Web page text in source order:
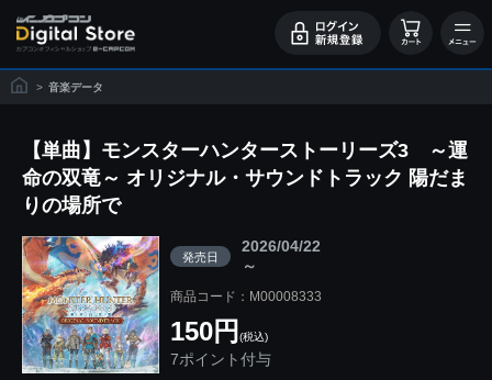
> 音楽データ
【単曲】モンスターハンターストーリーズ3 ～運
命の双竜～ オリジナル・サウンドトラック 陽だま
りの場所で
発売日
2026/04/22
～
商品コード：M00008333
150円 (税込)
7ポイント付与